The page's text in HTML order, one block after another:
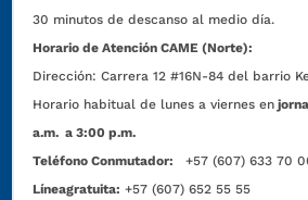
30 minutos de descanso al medio día.
Horario de Atención CAME (Norte):
Dirección:Carrera 12 #16N-84 del barrio
Horario habitual de lunes a viernes en
a.m. a 3:00 p.m.
Teléfono Conmutador:
+57 (607) 633 70
Líneagratuita: +57 (607) 652 55 55